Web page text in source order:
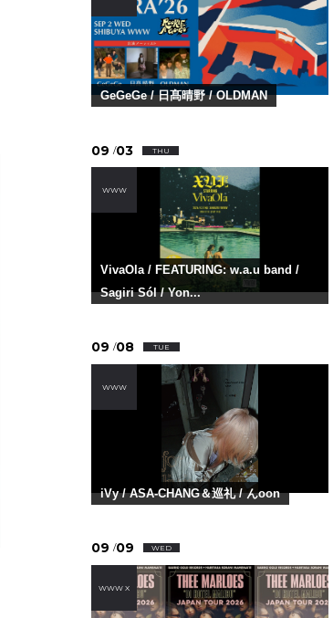
GeGeGe / 日髙晴野 / OLDMAN
09 /03 THU
WWW
VivaOla / FEATURING: w.a.u band /
Sagiri Sól / Yon...
09 /08 TUE
WWW
iVy / ASA-CHANG＆巡礼 / んoon
09 /09 WED
WWW X